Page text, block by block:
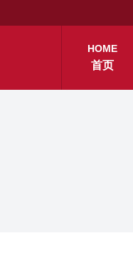
HOME
首页